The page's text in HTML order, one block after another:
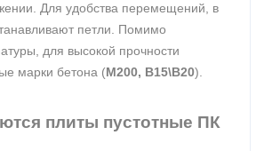
Для удобства перемещений, в
петли. Помимо
для высокой прочности
марки бетона (М200, В15\В20).
плиты пустотные ПК